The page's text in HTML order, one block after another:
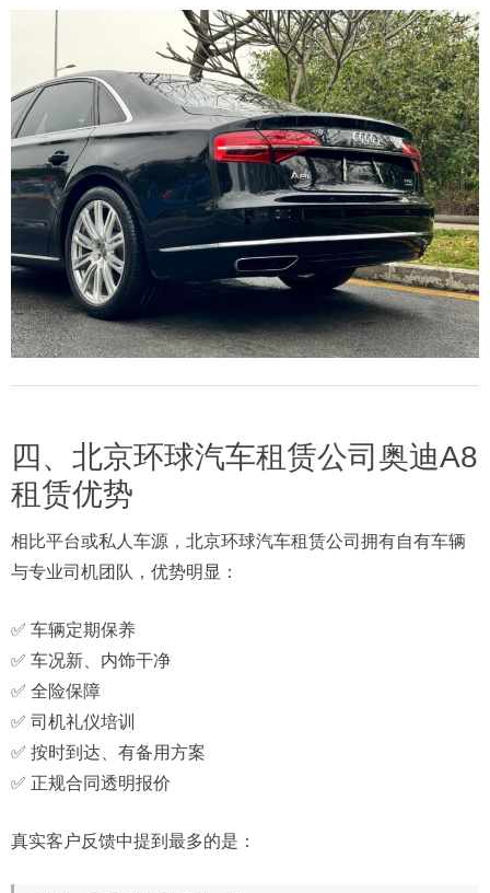
四、北京环球汽车租赁公司奥迪A8
租赁优势
相比平台或私人车源，北京环球汽车租赁公司拥有自有车辆
与专业司机团队，优势明显：
✅ 车辆定期保养
✅ 车况新、内饰干净
✅ 全险保障
✅ 司机礼仪培训
✅ 按时到达、有备用方案
✅ 正规合同透明报价
真实客户反馈中提到最多的是：